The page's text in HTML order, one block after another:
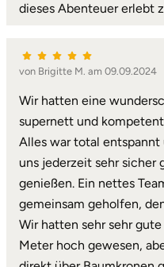
dieses Abenteuer erlebt
von Brigitte M. am 09.09.2024
Wir hatten eine
supernett und
Alles war total entspannt
uns jederzeit sehr
genießen. Ein nettes
gemeinsam geholfen,
Wir hatten sehr sehr
Meter hoch gewesen,
Mainz
Mannheim
Mecklenburgische
Meiningen
Merzig